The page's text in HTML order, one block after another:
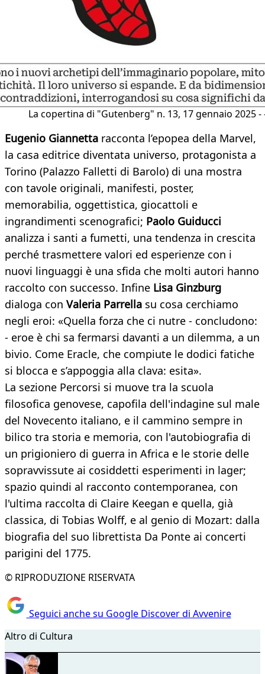
La copertina di "Gutenberg" n. 13, 17 gennaio 2025 -
Eugenio Giannetta racconta l’epopea della Marvel,
la casa editrice diventata universo, protagonista a
Torino (Palazzo Falletti di Barolo) di una mostra
con tavole originali, manifesti, poster,
memorabilia, oggettistica, giocattoli e
ingrandimenti scenografici; Paolo Guiducci
analizza i santi a fumetti, una tendenza in crescita
perché trasmettere valori ed esperienze con i
nuovi linguaggi è una sfida che molti autori hanno
raccolto con successo. Infine Lisa Ginzburg
dialoga con Valeria Parrella su cosa cerchiamo
negli eroi: «Quella forza che ci nutre - concludono:
- eroe è chi sa fermarsi davanti a un dilemma, a un
bivio. Come Eracle, che compiute le dodici fatiche
si blocca e s’appoggia alla clava: esita».
La sezione Percorsi si muove tra la scuola
filosofica genovese, capofila dell'indagine sul male
del Novecento italiano, e il cammino sempre in
bilico tra storia e memoria, con l'autobiografia di
un prigioniero di guerra in Africa e le storie delle
sopravvissute ai cosiddetti esperimenti in lager;
spazio quindi al racconto contemporanea, con
l'ultima raccolta di Claire Keegan e quella, già
classica, di Tobias Wolff, e al genio di Mozart: dalla
biografia del suo librettista Da Ponte ai concerti
parigini del 1775.
© RIPRODUZIONE RISERVATA
Seguici anche su Google Discover di Avvenire
Altro di Cultura